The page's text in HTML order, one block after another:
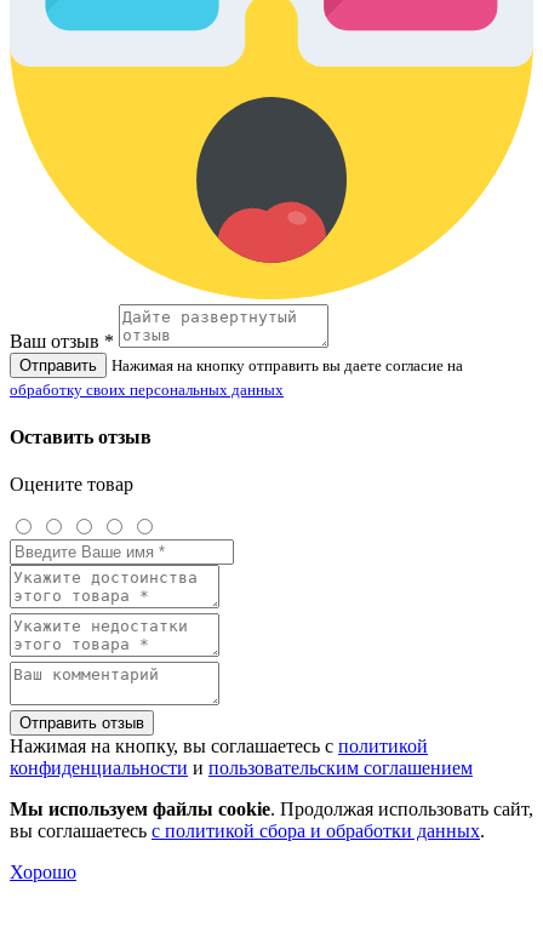
Ваш отзыв *
Отправить
Нажимая на кнопку отправить вы даете согласие на
обработку своих персональных данных
Оставить отзыв
Оцените товар
Отправить отзыв
Нажимая на кнопку, вы соглашаетесь с политикой
конфиденциальности и пользовательским соглашением
Мы используем файлы cookie. Продолжая использовать сайт,
вы соглашаетесь с политикой сбора и обработки данных.
Хорошо